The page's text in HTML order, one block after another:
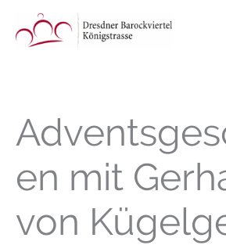
Inhalt
springen
en mit
von